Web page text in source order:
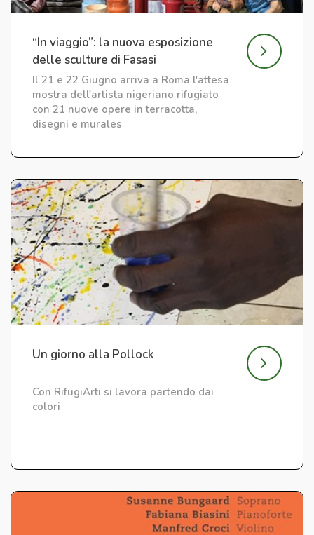
“In viaggio”: la nuova esposizione
delle sculture di Fasasi
Il 21 e 22 Giugno arriva a Roma l'attesa
mostra dell'artista nigeriano rifugiato
con 21 nuove opere in terracotta,
disegni e murales
Un giorno alla Pollock
Con RifugiArti si lavora partendo dai
colori